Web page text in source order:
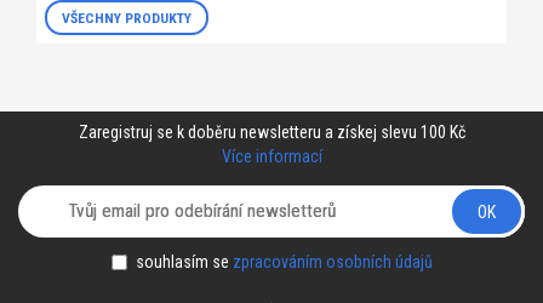
VŠECHNY PRODUKTY
Zaregistruj se k doběru newsletteru a získej slevu 100 Kč
Více informací
OK
souhlasím se zpracováním osobních údajů